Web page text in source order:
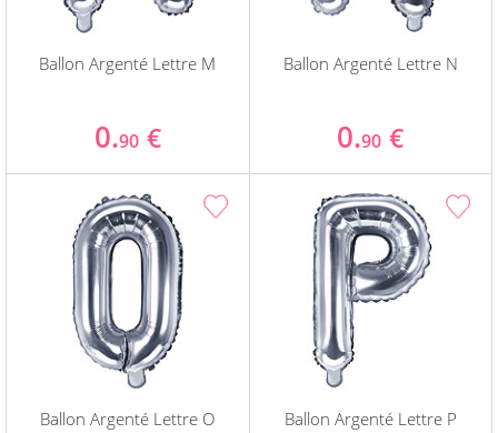
Ballon Argenté Lettre M
0.90 €
Ballon Argenté Lettre N
0.90 €
Ballon Argenté Lettre O Ballon Argenté Lettre P